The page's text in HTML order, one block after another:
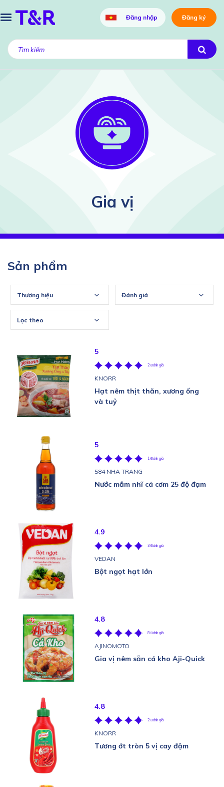
Đăng nhập Đăng ký
Gia vị
Sản phẩm
Thương hiệu Đánh giá
Lọc theo
5
2 Đánh giá
KNORR
Hạt nêm thịt thăn, xương ống
và tuỷ
5
1 Đánh giá
584 NHA TRANG
Nước mắm nhĩ cá cơm 25 độ đạm
4.9
3 Đánh giá
VEDAN
Bột ngọt hạt lớn
4.8
8 Đánh giá
AJINOMOTO
Gia vị nêm sẵn cá kho Aji-Quick
4.8
2 Đánh giá
KNORR
Tương ớt tròn 5 vị cay đậm